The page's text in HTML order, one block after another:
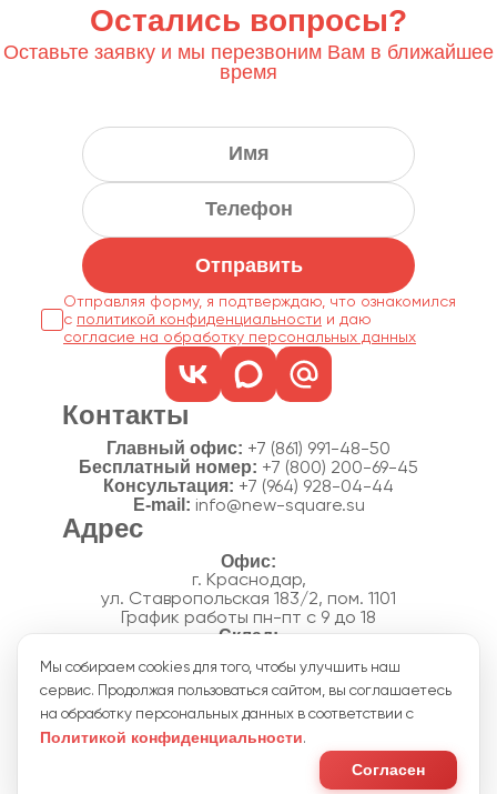
Остались вопросы?
Оставьте заявку и мы перезвоним Вам в ближайшее
время
Отправить
Отправляя форму, я подтверждаю, что ознакомился
с политикой конфиденциальности
согласие на обработку персональных данных
Контакты
Главный офис: +7 (861) 991-48-50
Бесплатный номер: +7 (800) 200-69-45
Консультация: +7 (964) 928-04-44
E-mail: info@new-square.su
Адрес
г. Краснодар,
ул. Ставропольская 183/2, пом. 1101
График работы пн-пт с 9 до 18
п. Новознаменский, ул.Производственная, 15
График работы склада пн-пт с 8 до 18
Акции
Политика конфиденциальности
Согласие на обработку персональных данных
Пользовательское соглашение
Мы собираем cookies для того, чтобы улучшить наш
сервис. Продолжая пользоваться сайтом, вы соглашаетесь
на обработку персональных данных в соответствии с
Политикой конфиденциальности.
Согласен